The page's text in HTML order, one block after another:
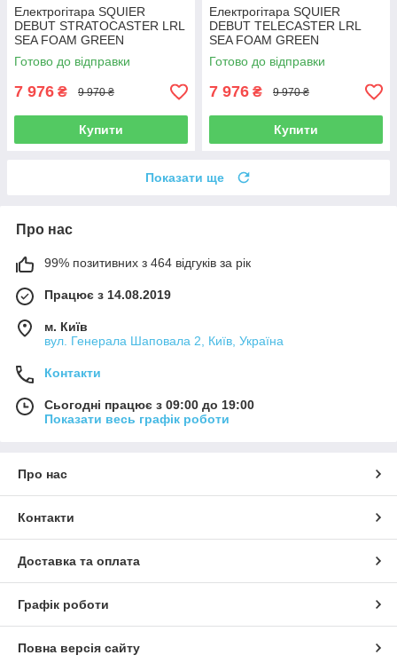
Електрогітара SQUIER
DEBUT STRATOCASTER LRL
SEA FOAM GREEN
Готово до відправки
7 976 ₴ 9 970 ₴
Купити
Електрогітара SQUIER
DEBUT TELECASTER LRL
SEA FOAM GREEN
Готово до відправки
7 976 ₴ 9 970 ₴
Купити
Показати ще
Про нас
99% позитивних з 464 відгуків за рік
Працює з 14.08.2019
м. Київ
вул. Генерала Шаповала 2, Київ, Україна
Контакти
Сьогодні працює з 09:00 до 19:00
Показати весь графік роботи
Про нас
Контакти
Доставка та оплата
Графік роботи
Повна версія сайту